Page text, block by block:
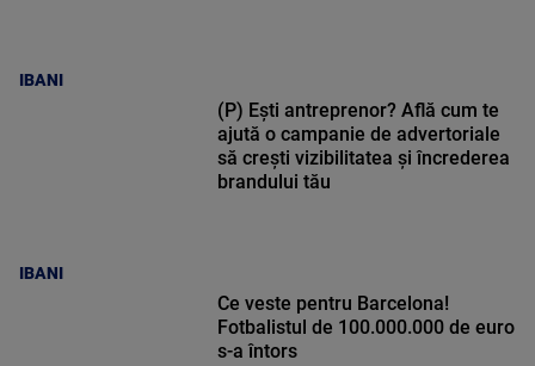
IBANI
IBANI
(P) Ești antreprenor? Află cum te
ajută o campanie de advertoriale
să crești vizibilitatea și încrederea
brandului tău
Ce veste pentru Barcelona!
Fotbalistul de 100.000.000 de euro
s-a întors